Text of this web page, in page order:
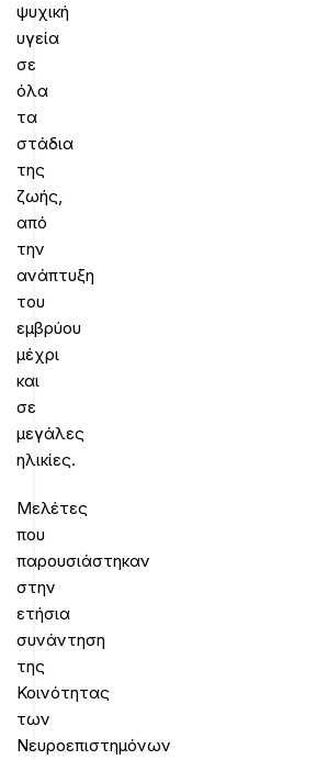
ψυχική
υγεία
σε
όλα
τα
στάδια
της
ζωής,
από
την
ανάπτυξη
του
εμβρύου
μέχρι
και
σε
μεγάλες
ηλικίες.
Μελέτες
που
παρουσιάστηκαν
στην
ετήσια
συνάντηση
της
Κοινότητας
των
Νευροεπιστημόνων